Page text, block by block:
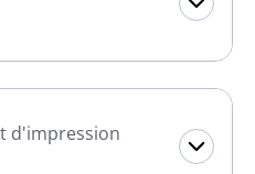
d'impression